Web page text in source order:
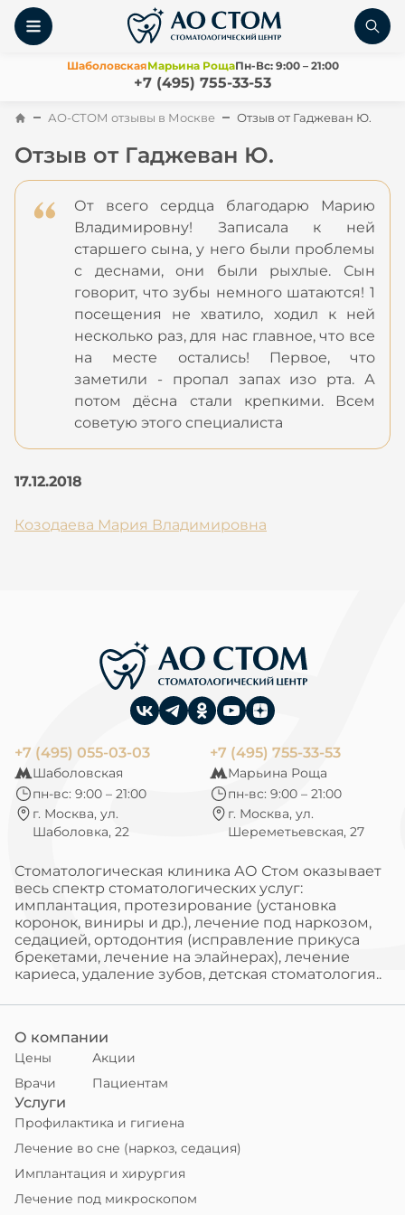
ШаболовскаяМарьина РощаПн-Вс: 9:00 – 21:00
+7 (495) 755-33-53
АО-СТОМ отзывы в Москве Отзыв от Гаджеван Ю.
Отзыв от Гаджеван Ю.
От всего сердца благодарю Марию
Владимировну! Записала к ней
старшего сына, у него были проблемы
с деснами, они были рыхлые. Сын
говорит, что зубы немного шатаются! 1
посещения не хватило, ходил к ней
несколько раз, для нас главное, что все
на месте остались! Первое, что
заметили - пропал запах изо рта. А
потом дёсна стали крепкими. Всем
советую этого специалиста
17.12.2018
Козодаева Мария Владимировна
+7 (495) 055-03-03
Шаболовская
пн-вс: 9:00 – 21:00
г. Москва, ул.
Шаболовка, 22
+7 (495) 755-33-53
Марьина Роща
пн-вс: 9:00 – 21:00
г. Москва, ул.
Шереметьевская, 27
Стоматологическая клиника АО Стом оказывает
весь спектр стоматологических услуг:
имплантация, протезирование (установка
коронок, виниры и др.), лечение под наркозом,
седацией, ортодонтия (исправление прикуса
брекетами, лечение на элайнерах), лечение
кариеса, удаление зубов, детская стоматология..
О компании
Цены
Акции
Врачи
Пациентам
Услуги
Профилактика и гигиена
Лечение во сне (наркоз, седация)
Имплантация и хирургия
Лечение под микроскопом